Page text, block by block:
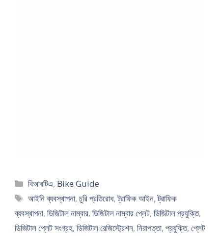
Categories
বিআরটিএ, Bike Guide
Tags
আইনি ব্যবস্থাপনা,চুরি প্রতিরোধ,ট্রাফিক আইন,ট্রাফিক
ব্যবস্থাপনা, ডিজিটাল নাম্বার, ডিজিটাল নাম্বার প্লেট, ডিজিটাল প্রযুক্তি,
ডিজিটাল প্লেট সংগ্রহ, ডিজিটাল রেজিস্ট্রেশন, নিরাপত্তা, প্রযুক্তি, প্লেট